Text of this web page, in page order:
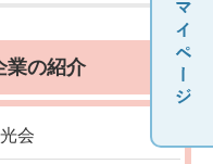
業の紹介
会